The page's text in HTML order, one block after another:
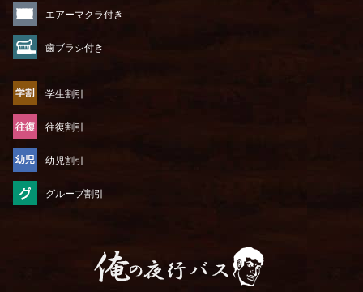
エアーマクラ付き
歯ブラシ付き
学生割引
往復割引
幼児割引
グループ割引